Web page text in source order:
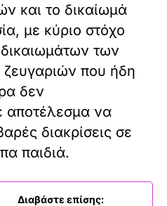
και το δικαίωμά
με κύριο στόχο
των
που ήδη
δεν
αποτέλεσμα να
διακρίσεις σε
παιδιά.
Διαβάστε επίσης: